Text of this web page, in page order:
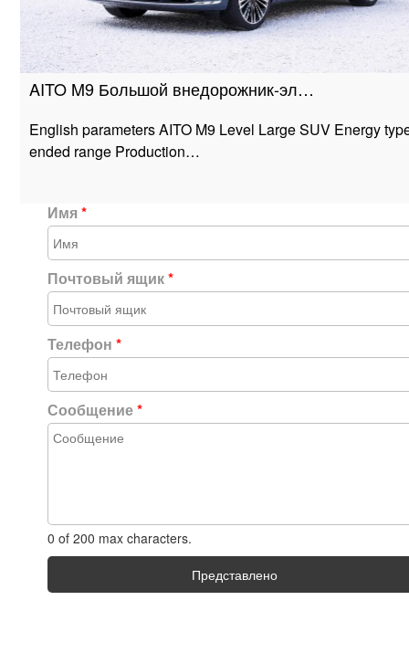
AITO M9 Большой внедорожник-эл…
English parameters AITO M9 Level Large SUV Energy
ended range Production…
Имя*
Почтовый ящик*
Телефон*
Сообщение*
0 of 200 max characters.
Представлено